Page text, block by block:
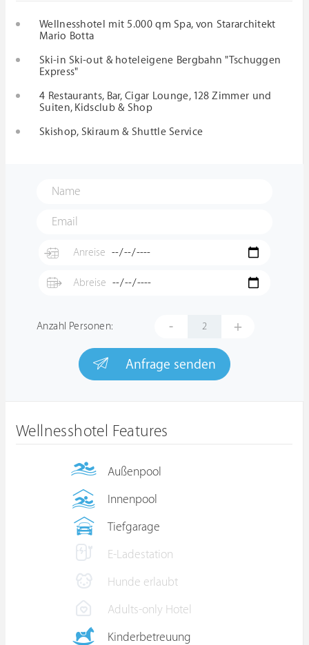
Wellnesshotel mit 5.000 qm Spa, von Stararchitekt
Mario Botta
Ski-in Ski-out & hoteleigene Bergbahn "Tschuggen
Express"
4 Restaurants, Bar, Cigar Lounge, 128 Zimmer und
Suiten, Kidsclub & Shop
Skishop, Skiraum & Shuttle Service
Anzahl Personen: - +
Anfrage senden
Wellnesshotel Features
Außenpool
Innenpool
Tiefgarage
E-Ladestation
Hunde erlaubt
Adults-only Hotel
Kinderbetreuung